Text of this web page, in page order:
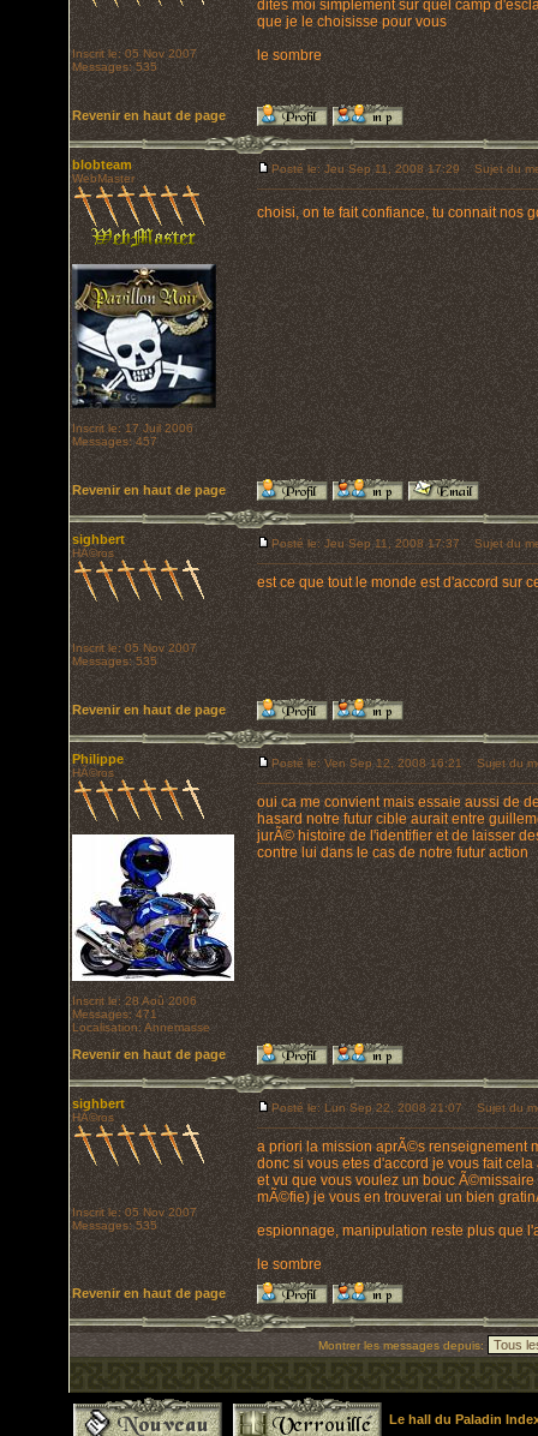
Inscrit le: 05 Nov 2007
Messages: 535
dites moi simplement sur quel camp
que je le choisisse pour vous
le sombre
Revenir en haut de page
blobteam
WebMaster
Inscrit le: 17 Juil 2006
Messages: 457
Posté le: Jeu Sep 11, 2008 17:29 Sujet du
choisi, on te fait confiance, tu connait nos
Revenir en haut de page
sighbert
HÃ©ros
Inscrit le: 05 Nov 2007
Messages: 535
Posté le: Jeu Sep 11, 2008 17:37 Sujet du
est ce que tout le monde est d'accord sur
Revenir en haut de page
Philippe
HÃ©ros
Inscrit le: 28 Aoû 2006
Messages: 471
Localisation: Annemasse
Posté le: Ven Sep 12, 2008 16:21 Sujet du
oui ca me convient mais essaie aussi de
hasard notre futur cible aurait entre
jurÃ© histoire de l'identifier et de laisser
contre lui dans le cas de notre futur action
Revenir en haut de page
sighbert
HÃ©ros
Inscrit le: 05 Nov 2007
Messages: 535
Posté le: Lun Sep 22, 2008 21:07 Sujet du
a priori la mission aprÃ©s renseignement
donc si vous etes d'accord je vous fait
et vu que vous voulez un bouc
mÃ©fie) je vous en trouverai un bien
espionnage, manipulation reste plus que
le sombre
Revenir en haut de page
Montrer les messages depuis:
Le hall du Paladin